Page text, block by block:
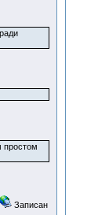
простом
Записан